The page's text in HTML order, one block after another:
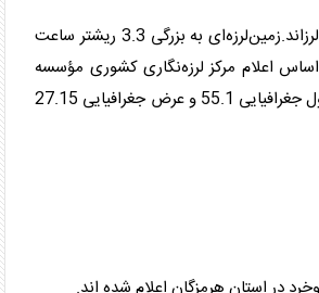
به گزارش راهبرد معاصر، زمین لرزه ای به بزرگی ۳.۳ ریشتر حوالی رویدر در استان هرمزگان را لرزاند.زمین‌لرزه‌ای به بزرگی 3.3 ریشتر ساعت
پیوست.بر اساس اعلام مرکز لرزه‌نگاری کشوری مؤسسه
ژئوفیزیک دانشگاه تهران، این زمین‌لرزه در عمق 10 کیلومتری زمین و در موقعیت جغرافیایی طول جغرافیایی 55.1 و عرض جغرافیایی 27.15